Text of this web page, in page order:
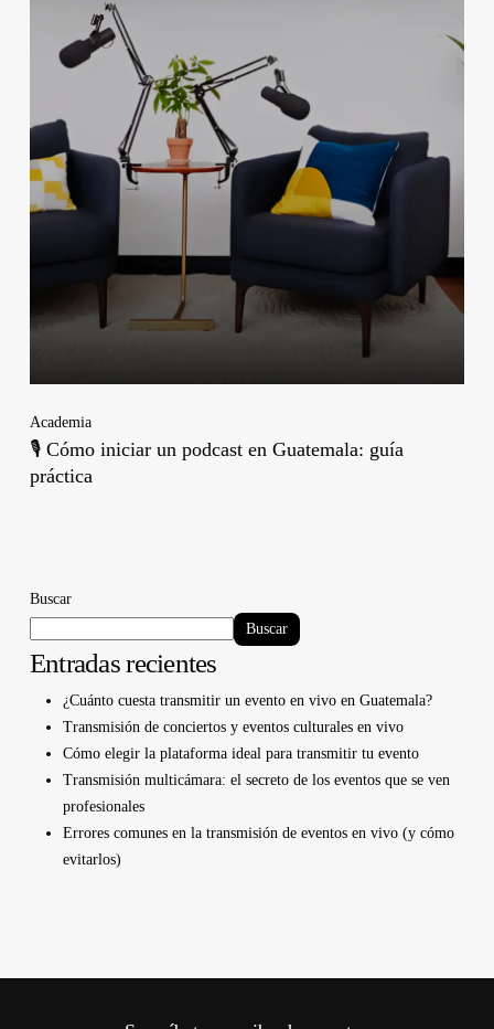
Academia
🎙️ Cómo iniciar un podcast en Guatemala: guía
práctica
Buscar
Buscar
Entradas recientes
¿Cuánto cuesta transmitir un evento en vivo en Guatemala?
Transmisión de conciertos y eventos culturales en vivo
Cómo elegir la plataforma ideal para transmitir tu evento
Transmisión multicámara: el secreto de los eventos que se ven
profesionales
Errores comunes en la transmisión de eventos en vivo (y cómo
evitarlos)